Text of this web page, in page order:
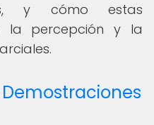
y cómo estas
la percepción y la
Demostraciones